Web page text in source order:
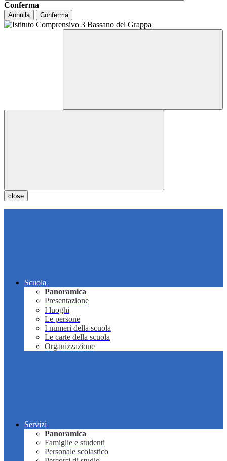
Conferma
Annulla Conferma
close
Scuola
Panoramica
Presentazione
I luoghi
Le persone
I numeri della scuola
Le carte della scuola
Organizzazione
Servizi
Panoramica
Famiglie e studenti
Personale scolastico